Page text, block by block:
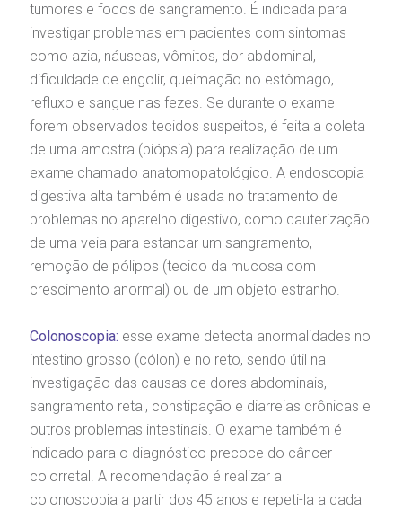
Saiba mais
Endereço:
R. Colômbia, 332
CEP: 01438-000 | Jardim Paulista
São Paulo - SP
de Bioética
de Sangue
de órgãos
de cuidado
e perdidos
tumores e focos de sangramento. É indicada para
investigar problemas em pacientes com sintomas
como azia, náuseas, vômitos, dor abdominal,
dificuldade de engolir, queimação no estômago,
refluxo e sangue nas fezes. Se durante o exame
forem observados tecidos suspeitos, é feita a coleta
de uma amostra (biópsia) para realização de um
exame chamado anatomopatológico. A endoscopia
digestiva alta também é usada no tratamento de
problemas no aparelho digestivo, como cauterização
de uma veia para estancar um sangramento,
remoção de pólipos (tecido da mucosa com
crescimento anormal) ou de um objeto estranho.
Colonoscopia: esse exame detecta anormalidades no
intestino grosso (cólon) e no reto, sendo útil na
investigação das causas de dores abdominais,
sangramento retal, constipação e diarreias crônicas e
outros problemas intestinais. O exame também é
indicado para o diagnóstico precoce do câncer
colorretal. A recomendação é realizar a
colonoscopia a partir dos 45 anos e repeti-la a cada